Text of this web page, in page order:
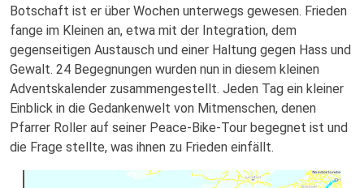
Botschaft ist er über Wochen unterwegs gewesen. Frieden
fange im Kleinen an, etwa mit der Integration, dem
gegenseitigen Austausch und einer Haltung gegen Hass und
Gewalt. 24 Begegnungen wurden nun in diesem kleinen
Adventskalender zusammengestellt. Jeden Tag ein kleiner
Einblick in die Gedankenwelt von Mitmenschen, denen
Pfarrer Roller auf seiner Peace-Bike-Tour begegnet ist und
die Frage stellte, was ihnen zu Frieden einfällt.